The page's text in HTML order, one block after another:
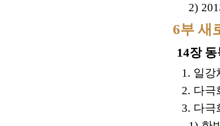
2)
6부 새
14장
1. 일강
2. 다극
3. 다극